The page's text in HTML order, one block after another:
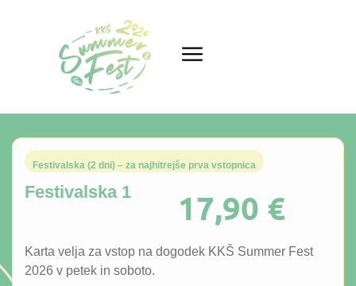
Festivalska (2 dni) – za najhitrejše prva vstopnica
Festivalska 1 17,90 €
Karta velja za vstop na dogodek KKŠ Summer Fest
2026 v petek in soboto.